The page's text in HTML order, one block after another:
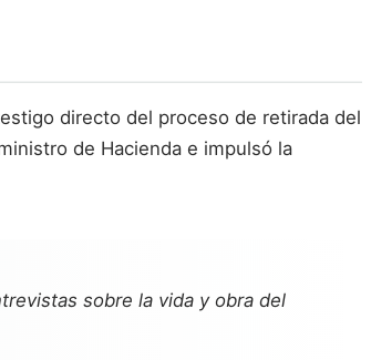
directo del proceso de retirada del
de Hacienda e impulsó la
sobre la vida y obra del